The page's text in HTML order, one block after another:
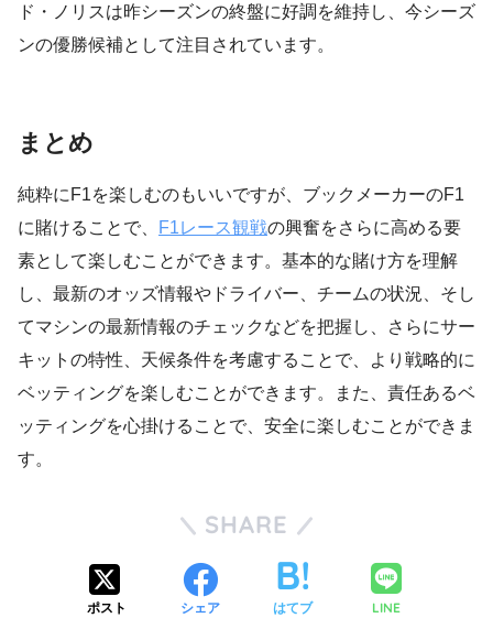
ド・ノリスは昨シーズンの終盤に好調を維持し、今シーズ
ンの優勝候補として注目されています。
まとめ
純粋にF1を楽しむのもいいですが、ブックメーカーのF1
に賭けることで、
F1レース観戦の興奮をさらに高める要
素として楽しむことができます。基本的な賭け方を理解
し、最新のオッズ情報やドライバー、チームの状況、そし
てマシンの最新情報のチェックなどを把握し、さらにサー
キットの特性、天候条件を考慮することで、より戦略的に
ベッティングを楽しむことができます。また、責任あるベ
ッティングを心掛けることで、安全に楽しむことができま
す。
SHARE
ポスト シェア はてブ LINE